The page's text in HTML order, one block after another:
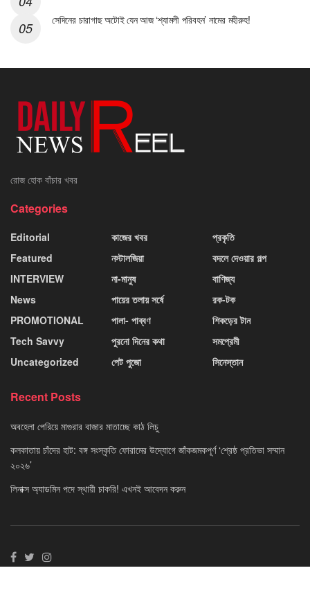
সেদিনের চারাগাছ অটোই যেন আজ ‘শ্যামলী পরিবহন’ নামের মহীরুহ!
রোজ হোক বাঁচার খবর
Categories
Editorial
Featured
INTERVIEW
News
PROMOTIONAL
Tech Savvy
Uncategorized
কাজের খবর
নস্টালজিয়া
না-মানুষ
পায়ের তলায় সর্ষে
পালা- পাব্বণ
পুরনো দিনের কথা
পেট পুজো
প্রকৃতি
বদলে দেওয়ার গল্প
বাণিজ্য
রক-টক
শিকড়ের টান
সমপ্রেমী
সিনেস্তান
Recent Posts
অবহেলা পেরিয়ে মাগুরার বাজার মাতাচ্ছে কাঠ লিচু
কলকাতায় চাঁদের হাট: বঙ্গ সংস্কৃতি ফোরামের উদ্যোগে জাঁকজমকপূর্ণ ‘শ্রেষ্ঠ প্রতিভা সম্মান
২০২৬’
লিনাক্স অ্যাডমিন পদে স্থায়ী চাকরি! এখনই আবেদন করুন